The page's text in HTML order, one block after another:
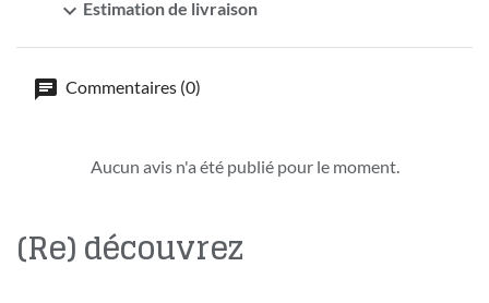
expand_more Estimation de livraison
Commentaires (0)
Aucun avis n'a été publié pour le moment.
(Re) découvrez